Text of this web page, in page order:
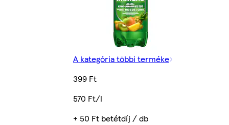
A kategória többi terméke
399 Ft
570 Ft/l
+ 50 Ft betétdíj / db